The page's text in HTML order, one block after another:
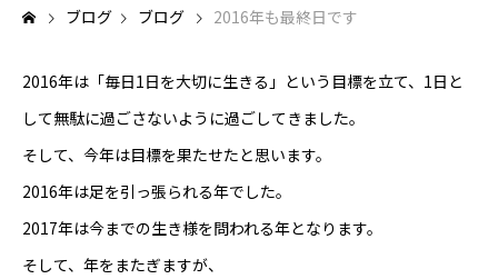
記事カテゴリー
ブログ
芸能界
ブログ ブログ 2016年も最終日です
2016年は「毎日1日を大切に生きる」という目標を立て、1日と
して無駄に過ごさないように過ごしてきました。
そして、今年は目標を果たせたと思います。
2016年は足を引っ張られる年でした。
2017年は今までの生き様を問われる年となります。
そして、年をまたぎますが、